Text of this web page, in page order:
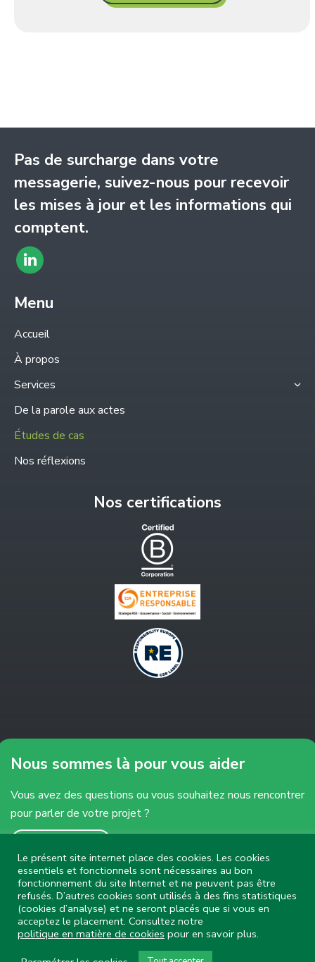
Pas de surcharge dans votre
messagerie, suivez-nous pour recevoir
les mises à jour et les informations qui
comptent.
Trouvez
:
LinkedIn
page
opens
in
new
window
Menu
Accueil
À propos
Services
De la parole aux actes
Études de cas
Nos réflexions
Nos certifications
Nous sommes là pour vous aider
Vous avez des questions ou vous souhaitez nous rencontrer
pour parler de votre projet ?
Nous répondrons avec plaisir !
© By Poush
Le présent site internet place des cookies. Les cookies
essentiels et fonctionnels sont nécessaires au bon
fonctionnement du site Internet et ne peuvent pas être
refusés. D’autres cookies sont utilisés à des fins statistiques
(cookies d’analyse) et ne seront placés que si vous en
acceptez le placement. Consultez notre
politique en matière de cookies pour en savoir plus.